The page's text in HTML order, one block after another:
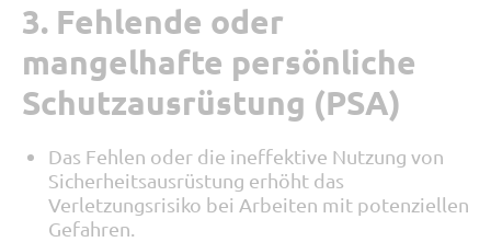
3. Fehlende oder
mangelhafte persönliche
Schutzausrüstung (PSA)
Das Fehlen oder die ineffektive Nutzung von
Sicherheitsausrüstung erhöht das
Verletzungsrisiko bei Arbeiten mit potenziellen
Gefahren.